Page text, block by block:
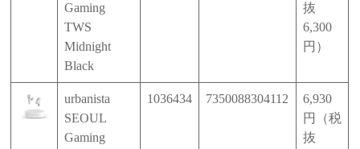
Gaming
TWS
Midnight
Black
抜
6,300
円）
urbanista
SEOUL
Gaming
1036434 7350088304112
6,930
円（税
抜